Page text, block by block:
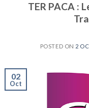
TER PACA :
POSTED ON 2
02
Oct